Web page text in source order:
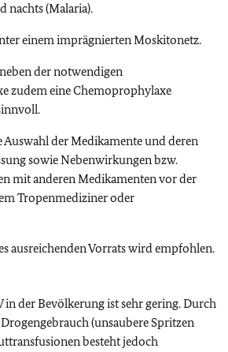
nachts (Malaria).
einem imprägnierten Moskitonetz.
der notwendigen
zudem eine Chemoprophylaxe
Auswahl der Medikamente und deren
sowie Nebenwirkungen bzw.
mit anderen Medikamenten vor der
Tropenmediziner oder
ausreichenden Vorrats wird empfohlen.
in der Bevölkerung ist sehr gering. Durch
(unsaubere Spritzen
besteht jedoch